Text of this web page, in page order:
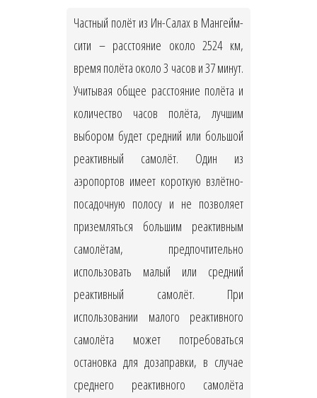
Частный полёт из Ин-Салах в Мангейм-
сити – расстояние около 2524 км,
время полёта около 3 часов и 37 минут.
Учитывая общее расстояние полёта и
количество часов полёта, лучшим
выбором будет средний или большой
реактивный самолёт. Один из
аэропортов имеет короткую взлётно-
посадочную полосу и не позволяет
приземляться большим реактивным
самолётам, предпочтительно
использовать малый или средний
реактивный самолёт. При
использовании малого реактивного
самолёта может потребоваться
остановка для дозаправки, в случае
среднего реактивного самолёта